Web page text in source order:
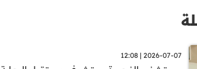
2026-07-07 | 12:08